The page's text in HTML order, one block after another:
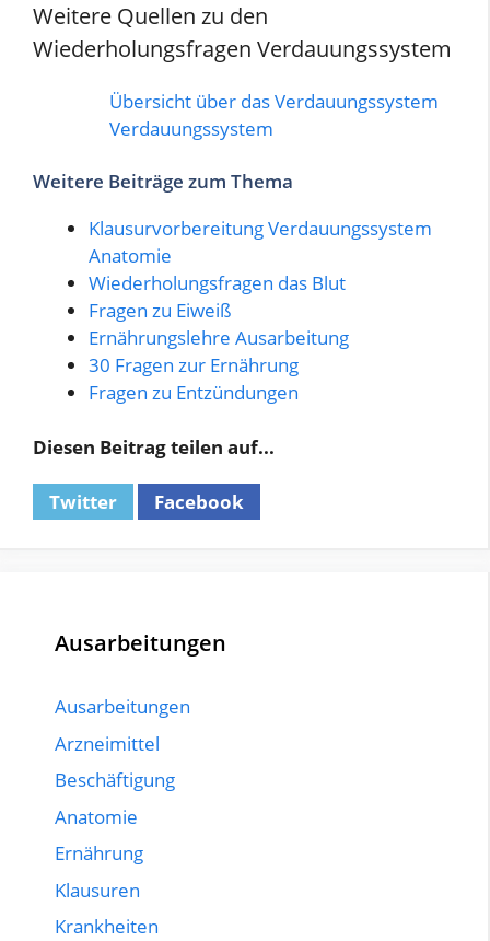
Weitere Quellen zu den
Wiederholungsfragen Verdauungssystem
Übersicht über das Verdauungssystem
Verdauungssystem
Weitere Beiträge zum Thema
Klausurvorbereitung Verdauungssystem
Anatomie
Wiederholungsfragen das Blut
Fragen zu Eiweiß
Ernährungslehre Ausarbeitung
30 Fragen zur Ernährung
Fragen zu Entzündungen
Diesen Beitrag teilen auf...
Twitter Facebook
Ausarbeitungen
Ausarbeitungen
Arzneimittel
Beschäftigung
Anatomie
Ernährung
Klausuren
Krankheiten